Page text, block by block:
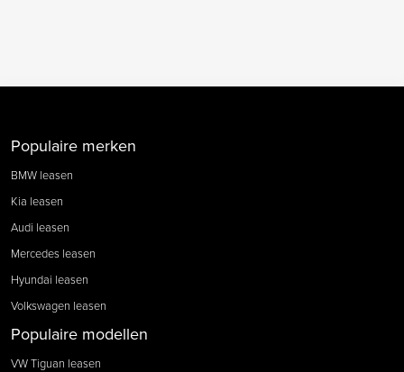
Populaire merken
BMW leasen
Kia leasen
Audi leasen
Mercedes leasen
Hyundai leasen
Volkswagen leasen
Populaire modellen
VW Tiguan leasen